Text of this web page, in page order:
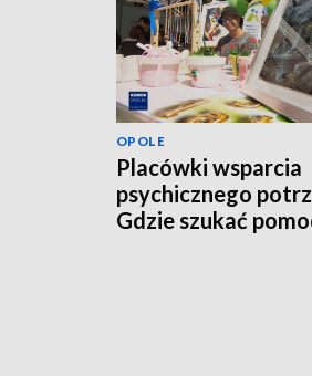
OPOLE
Placówki wsparcia
psychicznego
Gdzie szukać